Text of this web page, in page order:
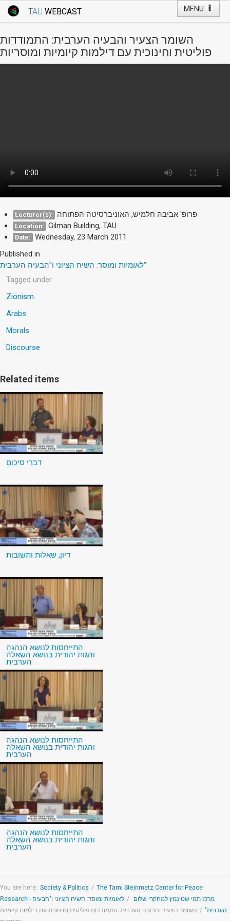
MENU
TAU WEBCAST
Webcast: Courses
Tel Aviv University
השומר הצעיר והבעיה הערבית: התמודדות
פוליטית וחינוכית עם דילמות קיומיות ומוסריות
Lecturer(s): פרופ' אביבה חלמיש, האוניברסיטה הפתוחה
Location: Gilman Building, TAU
Date: Wednesday, 23 March 2011
Published in
לאומיות ומוסר: השיח הציוני ו"הבעיה הערבית"
Tagged under
Zionism
Arabs
Morals
Discourse
Related items
דברי סיכום
דיון, שאלות ותשובות
התייחסות לנושא הנהגה
והגות יהודית בנושא השאלה
הערבית
התייחסות לנושא הנהגה
והגות יהודית בנושא השאלה
הערבית
התייחסות לנושא הנהגה
והגות יהודית בנושא השאלה
הערבית
You are here: Society & Politics / The Tami Steinmetz Center for Peace
Research - מרכז תמי שטינמץ למחקרי שלום
/ לאומיות ומוסר: השיח הציוני ו"הבעיה
הערבית" / השומר הצעיר והבעיה הערבית: התמודדות פוליטית וחינוכית עם דילמות קיומיות